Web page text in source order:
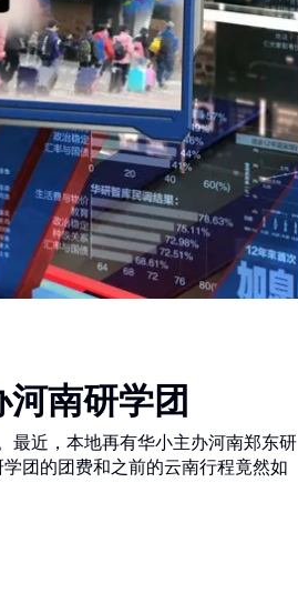
南研学团
最近，本地再有华小主办河南郑东研
团的团费和之前的云南行程竟然如